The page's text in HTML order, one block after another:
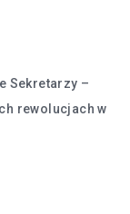
Sekretarzy –
rewolucjach w